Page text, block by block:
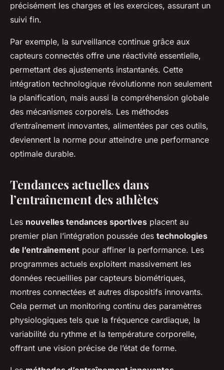
précisément les charges et les exercices, assurant un
suivi fin.
Par exemple, la surveillance continue grâce aux
capteurs connectés offre une réactivité essentielle,
permettant des ajustements instantanés. Cette
intégration technologique révolutionne non seulement
la planification, mais aussi la compréhension globale
des mécanismes corporels. Les méthodes
d’entraînement innovantes, alimentées par ces outils,
deviennent la norme pour atteindre une performance
optimale durable.
Tendances actuelles dans
l’entraînement des athlètes
Les nouvelles tendances sportives placent au
premier plan l’intégration poussée des technologies
de l’entraînement pour affiner la performance. Les
programmes actuels exploitent massivement les
données recueillies par capteurs biométriques,
montres connectées et autres dispositifs innovants.
Cela permet un monitoring continu des paramètres
physiologiques tels que la fréquence cardiaque, la
variabilité du rythme et la température corporelle,
offrant une vision précise de l’état de forme.